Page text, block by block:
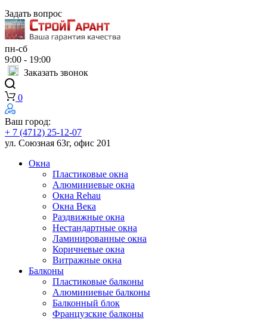
Задать вопрос
пн-сб
9:00 - 19:00
Заказать звонок
0
Ваш город:
+ 7 (4712) 25-12-07
ул. Союзная 63г, офис 201
Окна
Пластиковые окна
Алюминиевые окна
Окна Rehau
Окна Века
Раздвижные окна
Нестандартные окна
Ламинированные окна
Коричневые окна
Витражные окна
Балконы
Пластиковые балконы
Алюминиевые балконы
Балконный блок
Французские балконы